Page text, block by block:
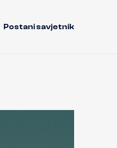
Postani savjetnik